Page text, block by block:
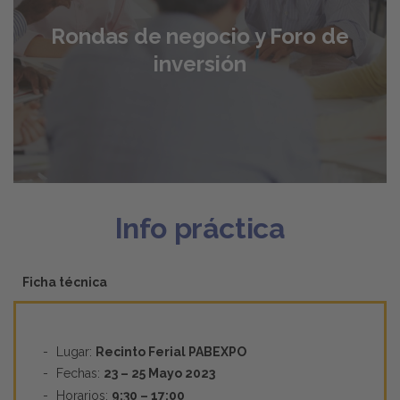
Rondas de negocio y Foro de
inversión
Presencia de los compradores y representantes más
importantes de Cuba y organización de una agenda
VIP de compradores con licencias de importación.
Consulta el Directorio Comercial de la República de
Info práctica
Ficha técnica
Lugar: Recinto Ferial PABEXPO
Fechas: 23 – 25 Mayo 2023
Horarios: 9:30 – 17:00